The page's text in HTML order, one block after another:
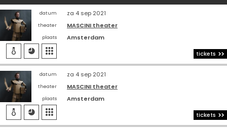
datum za 4 sep 2021
theater MASCINI theater
plaats Amsterdam
   tickets
datum za 4 sep 2021
theater MASCINI theater
plaats Amsterdam
   tickets